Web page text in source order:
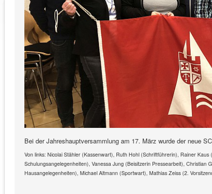
Bei der Jahreshauptversammlung am 17. März wurde der neue
Von links: Nicolai Stähler (Kassenwart), Ruth Hohl (Schriftführerin), Rainer
Schulungsangelegenheiten), Vanessa Jung (Beisitzerin Pressearbeit), Christian
Hausangelegenheiten), Michael Altmann (Sportwart), Mathias Zeiss (2.